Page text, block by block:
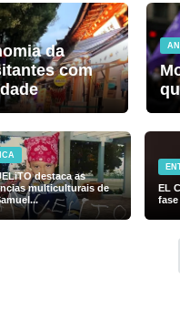
da
com
destaca as
multiculturais de
EL